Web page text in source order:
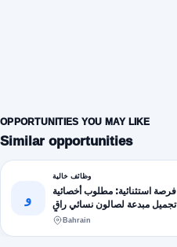
OPPORTUNITIES YOU MAY LIKE
Similar opportunities
و
وظائف خالية
فرصة استثنائية: مطلوب أخصائية
تجميل مبدعة لصالون نسائي راقٍ
Bahrain